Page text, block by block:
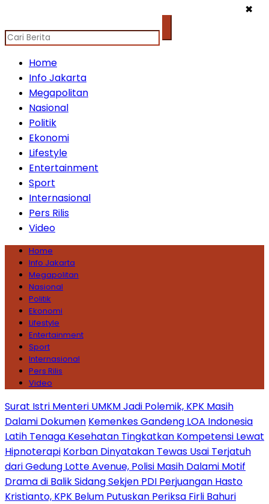
✖
Home
Info Jakarta
Megapolitan
Nasional
Politik
Ekonomi
Lifestyle
Entertainment
Sport
Internasional
Pers Rilis
Video
Home
Info Jakarta
Megapolitan
Nasional
Politik
Ekonomi
Lifestyle
Entertainment
Sport
Internasional
Pers Rilis
Video
Surat Istri Menteri UMKM Jadi Polemik, KPK Masih
Dalami Dokumen Kemenkes Gandeng LOA Indonesia
Latih Tenaga Kesehatan Tingkatkan Kompetensi Lewat
Hipnoterapi Korban Dinyatakan Tewas Usai Terjatuh
dari Gedung Lotte Avenue, Polisi Masih Dalami Motif
Drama di Balik Sidang Sekjen PDI Perjuangan Hasto
Kristianto, KPK Belum Putuskan Periksa Firli Bahuri